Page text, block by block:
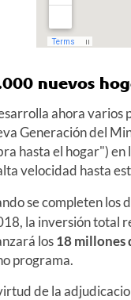
nuevos
ahora varios
Generación del
hasta el hogar") en
velocidad hasta
se completen los
la inversión total
los18 millones
programa.
de la